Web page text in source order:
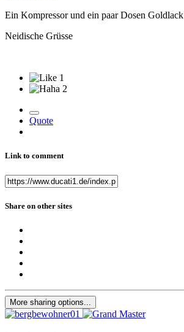
Ein Kompressor und ein paar Dosen Goldlack
Neidische Grüsse
1
2
Quote
Link to comment
Share on other sites
More sharing options...